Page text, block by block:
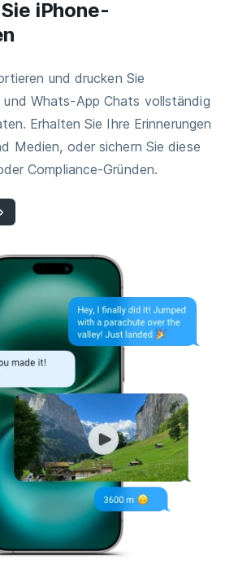
iPhone-
und drucken Sie
und Whats-App Chats vollständig
Erhalten Sie Ihre Erinnerungen
Medien, oder sichern Sie diese
Compliance-Gründen.